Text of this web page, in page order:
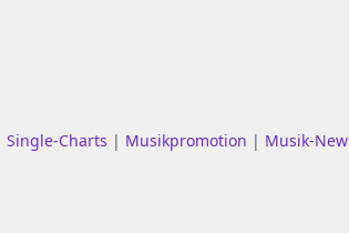
Single-Charts | Musikpromotion | Musik-